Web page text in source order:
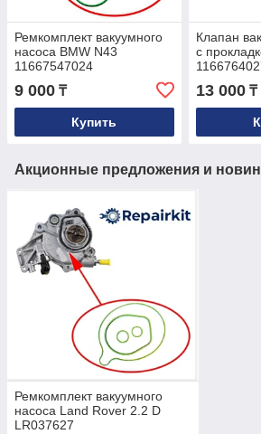
Ремкомплект вакуумного
насоса BMW N43
11667547024
9 000 ₸
Купить
Клапан
с
13 000₸
Акционные предложения и
Ремкомплект вакуумного
насоса Land Rover 2.2 D
LR037627